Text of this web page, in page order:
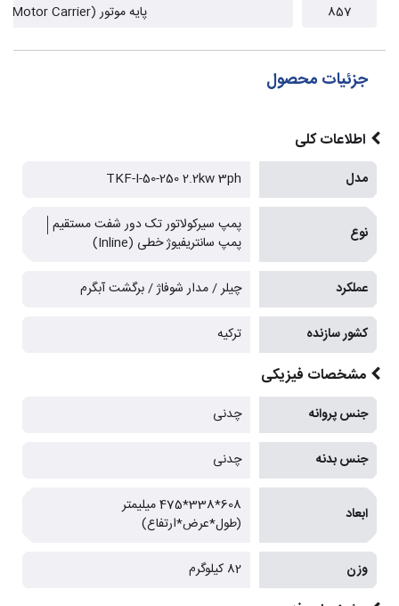
857
پایه موتور (Motor Carrier)
جزئیات محصول
اطلاعات کلی
مدل TKF-I-50-250 2.2kw 3ph
نوع
پمپ سیرکولاتور تک دور شفت مستقیم
پمپ سانتریفیوژ خطی (Inline)
عملکرد چیلر / مدار شوفاژ / برگشت آبگرم
کشور سازنده ترکیه
مشخصات فیزیکی
جنس پروانه چدنی
جنس بدنه چدنی
ابعاد
608*338*475 میلیمتر
(طول*عرض*ارتفاع)
وزن 82 کیلوگرم